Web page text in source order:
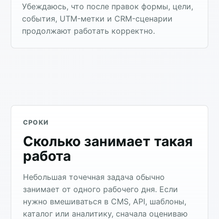
Убеждаюсь, что после правок формы, цели,
события, UTM-метки и CRM-сценарии
продолжают работать корректно.
СРОКИ
Сколько занимает такая
работа
Небольшая точечная задача обычно
занимает от одного рабочего дня. Если
нужно вмешиваться в CMS, API, шаблоны,
каталог или аналитику, сначала оцениваю